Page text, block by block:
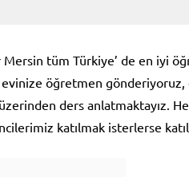
tüm Türkiye’ de en iyi
öğretmen
ders anlatmaktayız.
katılmak isterlerse